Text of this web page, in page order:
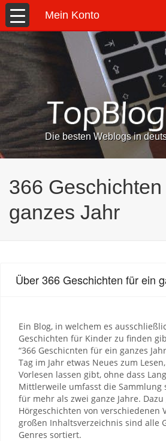
Mein Konto
Die besten Weblogs in
366
ganzes Jahr
Über 366 Geschichten für ein
Ein Blog, in welchem es
Geschichten für Kinder zu finden
“366 Geschicnten für ein ganzes
Tag im Jahr etwas Neues zum
Vorlesen lassen gibt, ohne dass
Mittlerweile umfasst die Sammlung
für mehr als zwei ganze Jahre.
Hörgeschichten von verschiedenen
großen Inhaltsverzeichnis sind alle
Genres sortiert.